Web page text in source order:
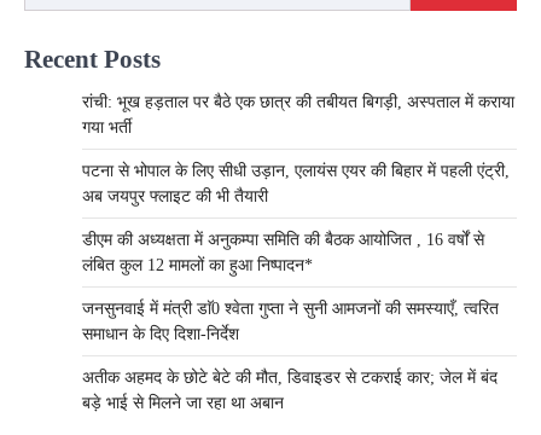
Recent Posts
रांची: भूख हड़ताल पर बैठे एक छात्र की तबीयत बिगड़ी, अस्पताल में कराया
गया भर्ती
पटना से भोपाल के लिए सीधी उड़ान, एलायंस एयर की बिहार में पहली एंट्री,
अब जयपुर फ्लाइट की भी तैयारी
डीएम की अध्यक्षता में अनुकम्पा समिति की बैठक आयोजित , 16 वर्षों से
लंबित कुल 12 मामलों का हुआ निष्पादन*
जनसुनवाई में मंत्री डाॅ0 श्वेता गुप्ता ने सुनी आमजनों की समस्याएँ, त्वरित
समाधान के दिए दिशा-निर्देश
अतीक अहमद के छोटे बेटे की मौत, डिवाइडर से टकराई कार; जेल में बंद
बड़े भाई से मिलने जा रहा था अबान